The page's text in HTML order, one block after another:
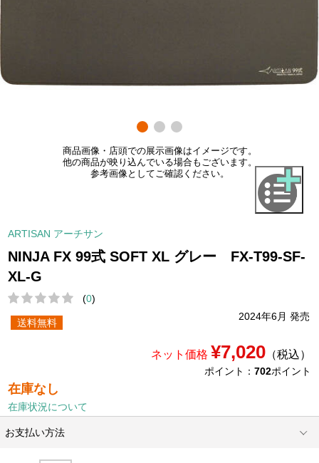
商品画像・店頭での展示画像はイメージです。
他の商品が映り込んでいる場合もございます。
参考画像としてご確認ください。
ARTISAN アーチサン
NINJA FX 99式 SOFT XL グレー FX-T99-SF-
XL-G
(0)
2024年6月 発売
送料無料
ネット価格 ¥7,020（税込）
ポイント： 702ポイント
在庫なし
在庫状況について
お支払い方法